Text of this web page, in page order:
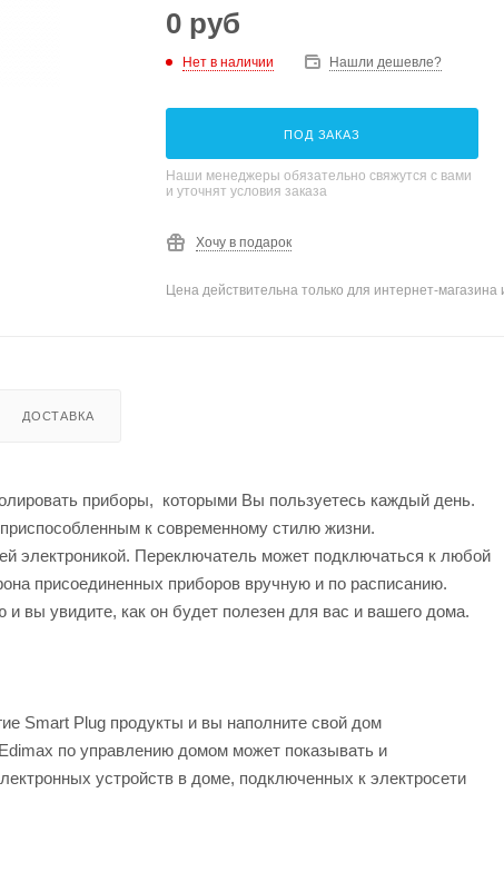
0 руб
Нет в наличии Нашли дешевле?
ПОД ЗАКАЗ
Наши менеджеры обязательно свяжутся с вами
и уточнят условия заказа
Хочу в подарок
Цена действительна только для интернет-
ДОСТАВКА
приборы, которыми Вы пользуетесь каждый день.
к современному стилю жизни.
электроникой. Переключатель может подключаться к любой
присоединенных приборов вручную и по расписанию.
вы увидите, как он будет полезен для вас и вашего дома.
Smart Plug продукты и вы наполните свой дом
по управлению домом может показывать и
устройств в доме, подключенных к электросети